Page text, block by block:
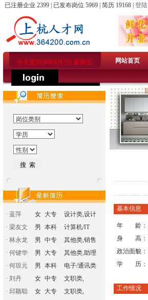
已注册企业 2399 | 已发布岗位 5969 | 简历 19168 | 登陆
今天是2026年8月7日 星期五 网站首页
· 蓝萍 女 大专
设计类,设计
· 梁友文 男 本科
计算机/IT
· 林永龙 男 中专
其他类,销售
· 何键华 男 大专
其他类,助理
· 何琼元 男 本科
电子/通讯类
· 刘丹 女 中专
文职类,
· 邱颖聪 女 大专
文职类,
基本信息
年 龄：
身 高：
政治面貌：
学 历：
工作情况